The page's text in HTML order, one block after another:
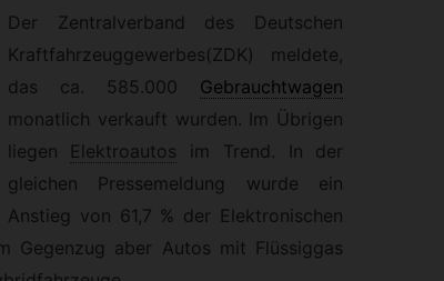
Der Zentralverband des Deutschen
Kraftfahrzeuggewerbes(ZDK) meldete,
das ca. 585.000
Gebrauchtwagen
monatlich verkauft wurden. Im Übrigen
liegen
Elektroautos
im Trend. In der
gleichen Pressemeldung wurde ein
Anstieg von 61,7 % der Elektronischen
Gegenzug aber Autos mit Flüssiggas